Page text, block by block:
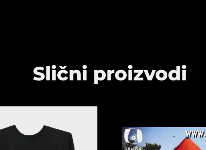
Slični proizvodi